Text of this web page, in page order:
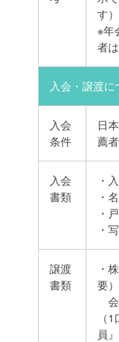
す）
※年
者
入会・譲渡に
入会
条件
日
薦
入会
書類
・
・
・
・
譲渡
書類
・
要）
会
（
員